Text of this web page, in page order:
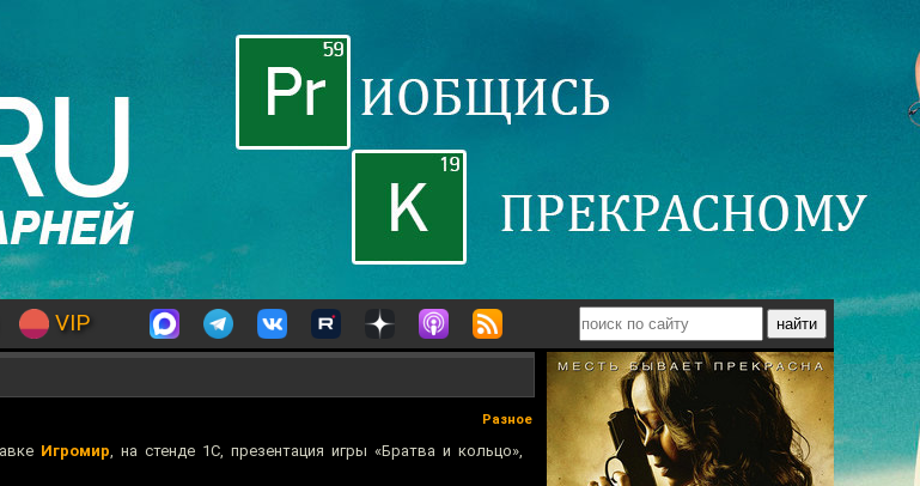
VIP
Разное
Игромир, на стенде 1С, презентация игры «Братва и кольцо»,